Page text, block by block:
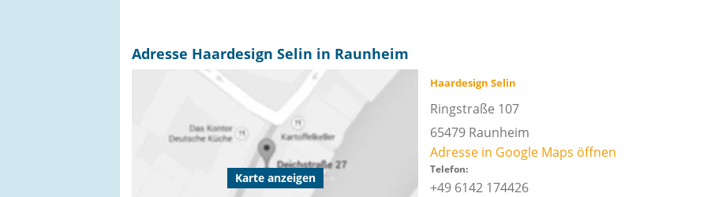
Adresse Haardesign Selin in Raunheim
Karte anzeigen
Haardesign Selin
Ringstraße 107
65479 Raunheim
Adresse in Google Maps öffnen
Telefon:
+49 6142 174426